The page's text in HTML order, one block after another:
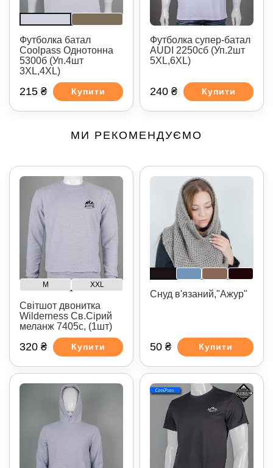
Футболка батал
Coolpass Однотонна
5300б (Уп.4шт
3XL,4XL)
215 ₴ Купити
Футболка супер-батал
AUDI 2250сб (Уп.2шт
5XL,6XL)
240 ₴ Купити
МИ РЕКОМЕНДУЄМО
M XXL
Світшот двонитка
Wilderness Св.Сірий
меланж 7405с, (1шт)
320 ₴ Купити
Снуд в'язаний,"Ажур"
50 ₴ Купити